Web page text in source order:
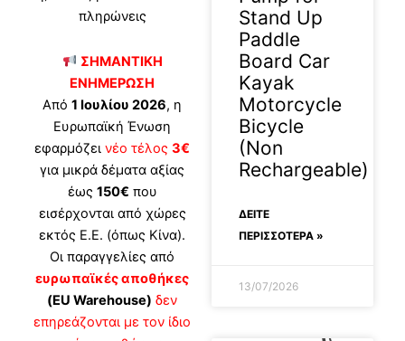
πληρώνεις
ΣΗΜΑΝΤΙΚΗ
ΕΝΗΜΕΡΩΣΗ
Από1 Ιουλίου 2026, η
Ευρωπαϊκή Ένωση
εφαρμόζεινέο τέλος3€
για μικρά δέματα αξίας
έως 150€ που
εισέρχονται από χώρες
εκτός Ε.Ε. (όπως Κίνα).
Οι παραγγελίες από
ευρωπαϊκές αποθήκες
(EU Warehouse) δεν
επηρεάζονται με τον ίδιο
Stand Up
Paddle
Board Car
Kayak
Motorcycle
Bicycle
(Non
Rechargeable)
ΔΕΊΤΕ
ΠΕΡΙΣΣΟΤΕΡΑ »
13/07/2026